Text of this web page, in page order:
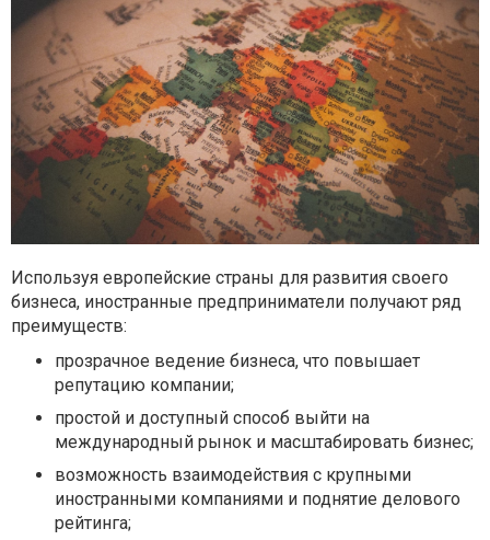
Используя европейские страны для развития своего
бизнеса, иностранные предприниматели получают ряд
преимуществ:
прозрачное ведение бизнеса, что повышает
репутацию компании;
простой и доступный способ выйти на
международный рынок и масштабировать бизнес;
возможность взаимодействия с крупными
иностранными компаниями и поднятие делового
рейтинга;